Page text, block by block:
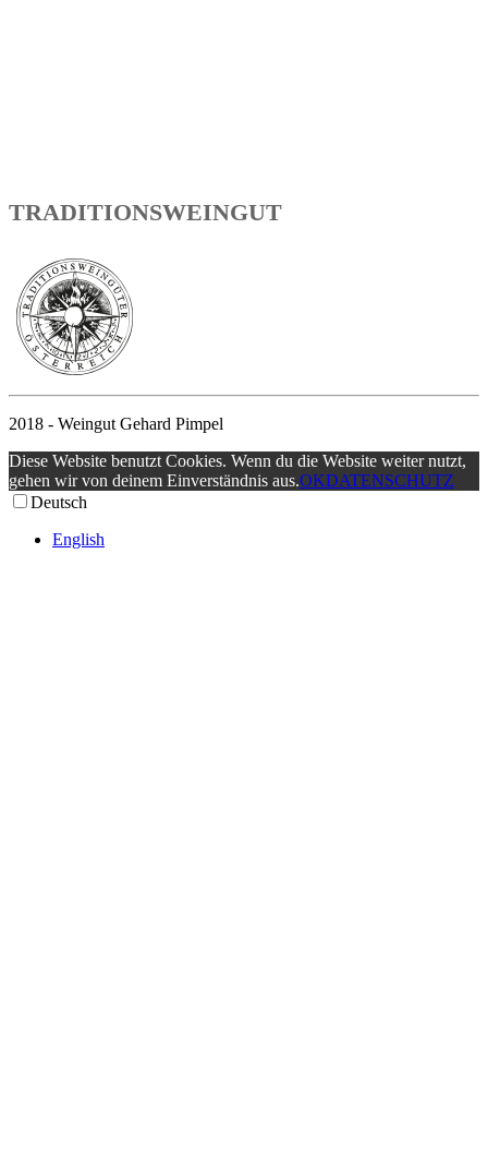
TRADITIONSWEINGUT
2018 - Weingut Gehard Pimpel
Diese Website benutzt Cookies. Wenn du die Website weiter nutzt,
gehen wir von deinem Einverständnis aus.OKDATENSCHUTZ
Deutsch
English